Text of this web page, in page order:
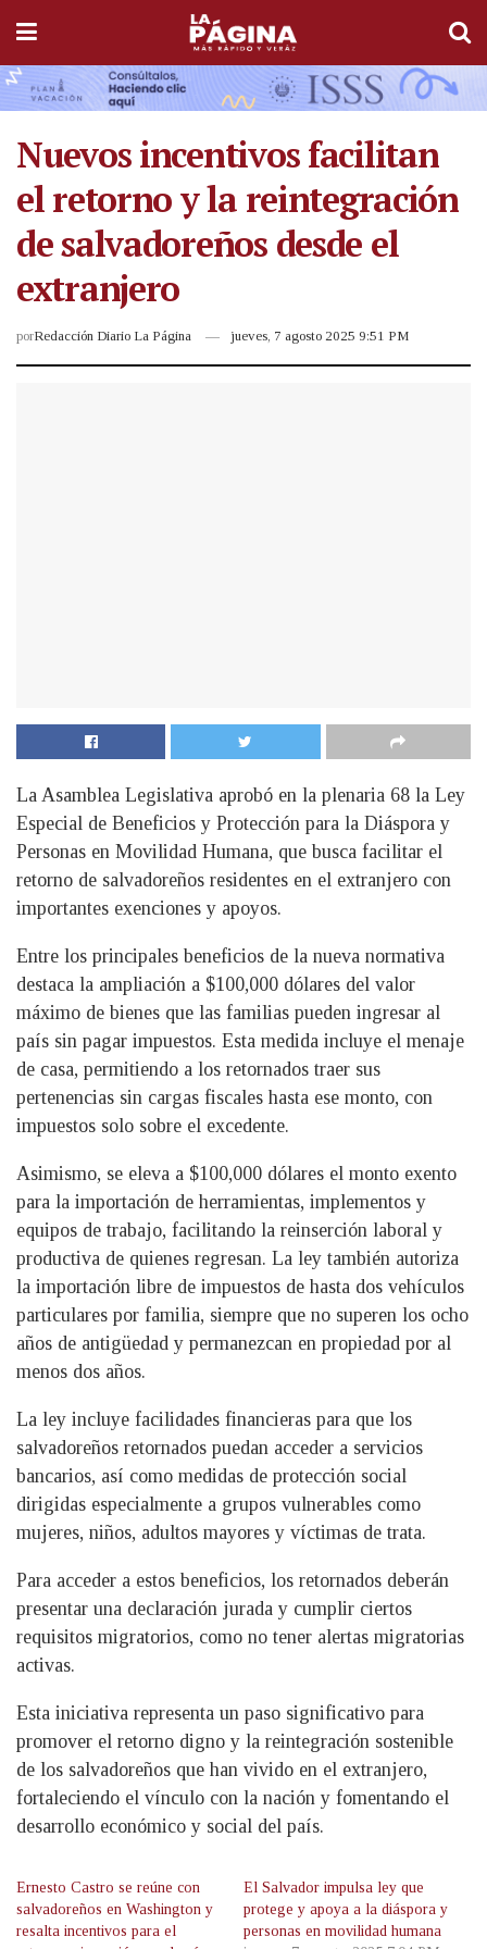
Nuevos incentivos facilitan
el retorno y la reintegración
de salvadoreños desde el
extranjero
porRedacción Diario La Página jueves, 7 agosto 2025 9:51 PM
La Asamblea Legislativa aprobó en la plenaria 68 la Ley
Especial de Beneficios y Protección para la Diáspora y
Personas en Movilidad Humana, que busca facilitar el
retorno de salvadoreños residentes en el extranjero con
importantes exenciones y apoyos.
Entre los principales beneficios de la nueva normativa
destaca la ampliación a $100,000 dólares del valor
máximo de bienes que las familias pueden ingresar al
país sin pagar impuestos. Esta medida incluye el menaje
de casa, permitiendo a los retornados traer sus
pertenencias sin cargas fiscales hasta ese monto, con
impuestos solo sobre el excedente.
Asimismo, se eleva a $100,000 dólares el monto exento
para la importación de herramientas, implementos y
equipos de trabajo, facilitando la reinserción laboral y
productiva de quienes regresan. La ley también autoriza
la importación libre de impuestos de hasta dos vehículos
particulares por familia, siempre que no superen los ocho
años de antigüedad y permanezcan en propiedad por al
menos dos años.
La ley incluye facilidades financieras para que los
salvadoreños retornados puedan acceder a servicios
bancarios, así como medidas de protección social
dirigidas especialmente a grupos vulnerables como
mujeres, niños, adultos mayores y víctimas de trata.
Para acceder a estos beneficios, los retornados deberán
presentar una declaración jurada y cumplir ciertos
requisitos migratorios, como no tener alertas migratorias
activas.
Esta iniciativa representa un paso significativo para
promover el retorno digno y la reintegración sostenible
de los salvadoreños que han vivido en el extranjero,
fortaleciendo el vínculo con la nación y fomentando el
desarrollo económico y social del país.
Ernesto Castro se reúne con
salvadoreños en Washington y
resalta incentivos para el
El Salvador impulsa ley que
protege y apoya a la diáspora y
personas en movilidad humana